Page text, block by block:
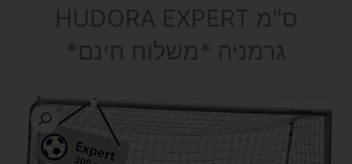
ס"מ HUDORA EXPERT
גרמניה *משלוח חינם*